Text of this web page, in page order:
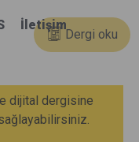
İletişim
Dergi oku
dijital dergisine